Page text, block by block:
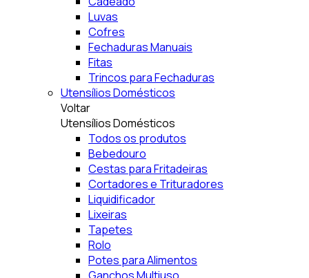
Luvas
Cofres
Fechaduras Manuais
Fitas
Trincos para Fechaduras
Utensílios Domésticos
Voltar
Utensílios Domésticos
Todos os produtos
Bebedouro
Cestas para Fritadeiras
Cortadores e Trituradores
Liquidificador
Lixeiras
Tapetes
Rolo
Potes para Alimentos